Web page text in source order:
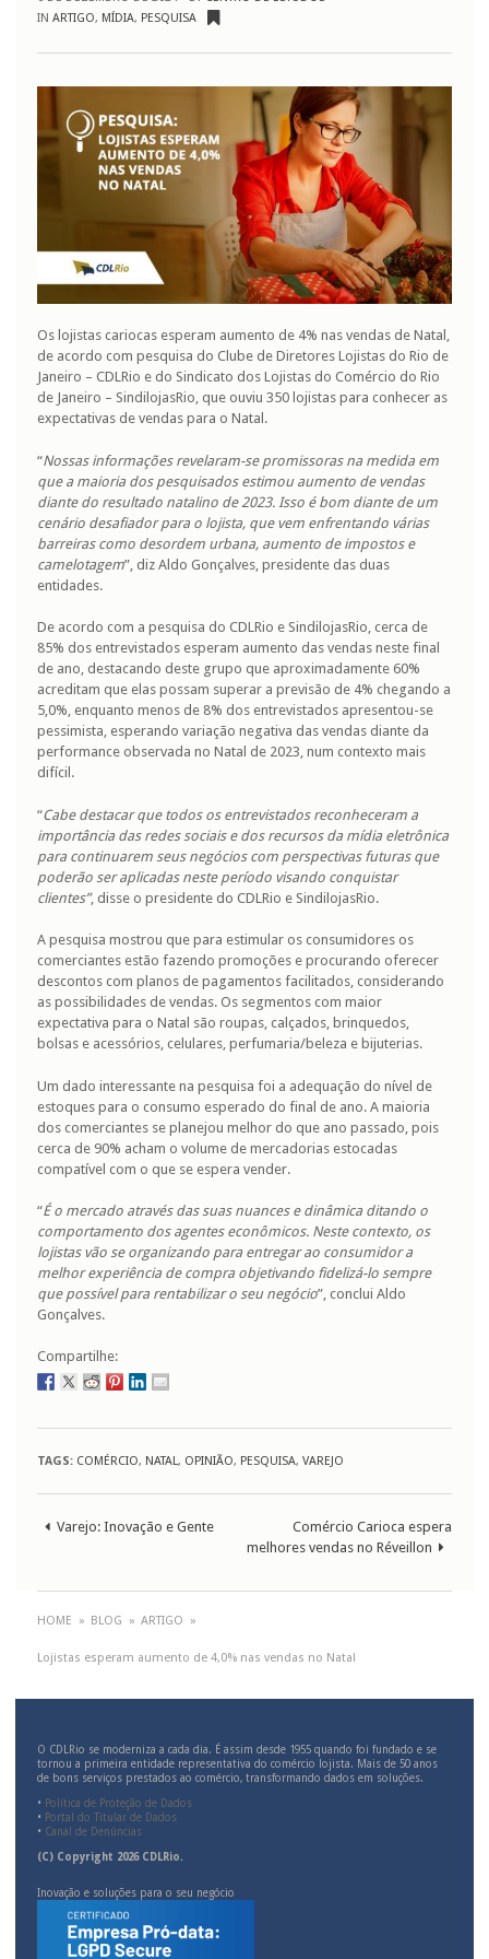
IN ARTIGO, MÍDIA, PESQUISA
Os lojistas cariocas esperam aumento de 4% nas vendas de Natal,
de acordo com pesquisa do Clube de Diretores Lojistas do Rio de
Janeiro – CDLRio e do Sindicato dos Lojistas do Comércio do Rio
de Janeiro – SindilojasRio, que ouviu 350 lojistas para conhecer as
expectativas de vendas para o Natal.
“Nossas informações revelaram-se promissoras na medida em
que a maioria dos pesquisados estimou aumento de vendas
diante do resultado natalino de 2023. Isso é bom diante de um
cenário desafiador para o lojista, que vem enfrentando várias
barreiras como desordem urbana, aumento de impostos e
camelotagem”, diz Aldo Gonçalves, presidente das duas
entidades.
De acordo com a pesquisa do CDLRio e SindilojasRio, cerca de
85% dos entrevistados esperam aumento das vendas neste final
de ano, destacando deste grupo que aproximadamente 60%
acreditam que elas possam superar a previsão de 4% chegando a
5,0%, enquanto menos de 8% dos entrevistados apresentou-se
pessimista, esperando variação negativa das vendas diante da
performance observada no Natal de 2023, num contexto mais
difícil.
“Cabe destacar que todos os entrevistados reconheceram a
importância das redes sociais e dos recursos da mídia eletrônica
para continuarem seus negócios com perspectivas futuras que
poderão ser aplicadas neste período visando conquistar
clientes”, disse o presidente do CDLRio e SindilojasRio.
A pesquisa mostrou que para estimular os consumidores os
comerciantes estão fazendo promoções e procurando oferecer
descontos com planos de pagamentos facilitados, considerando
as possibilidades de vendas. Os segmentos com maior
expectativa para o Natal são roupas, calçados, brinquedos,
bolsas e acessórios, celulares, perfumaria/beleza e bijuterias.
Um dado interessante na pesquisa foi a adequação do nível de
estoques para o consumo esperado do final de ano. A maioria
dos comerciantes se planejou melhor do que ano passado, pois
cerca de 90% acham o volume de mercadorias estocadas
compatível com o que se espera vender.
“É o mercado através das suas nuances e dinâmica ditando o
comportamento dos agentes econômicos. Neste contexto, os
lojistas vão se organizando para entregar ao consumidor a
melhor experiência de compra objetivando fidelizá-lo sempre
que possível para rentabilizar o seu negócio”, conclui Aldo
Gonçalves.
aumento
4,0%
Natal
Compartilhe:
TAGS: COMÉRCIO, NATAL, OPINIÃO, PESQUISA, VAREJO
Varejo: Inovação e Gente
Comércio Carioca espera
melhores vendas no Réveillon
HOME » BLOG » ARTIGO »
Lojistas esperam aumento de 4,0% nas vendas no Natal
O CDLRio se moderniza a cada dia. É assim desde 1955 quando foi fundado e se
tornou a primeira entidade representativa do comércio lojista. Mais de 50 anos
de bons serviços prestados ao comércio, transformando dados em soluções.
• Política de Proteção de Dados
• Portal do Titular de Dados
• Canal de Denúncias
(C) Copyright 2026 CDLRio.
Inovação e soluções para o seu negócio